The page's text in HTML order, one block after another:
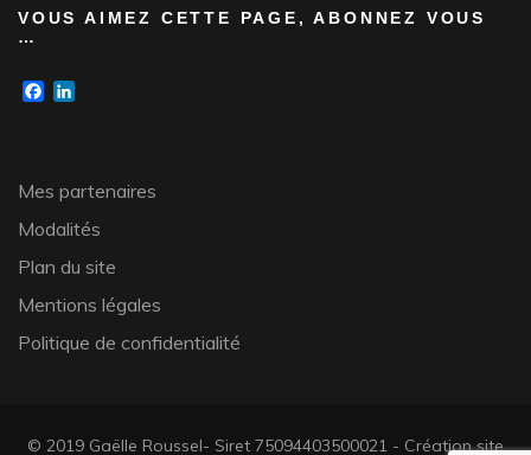
VOUS AIMEZ CETTE PAGE, ABONNEZ VOUS
…
Facebook
Mes partenaires
Modalités
Plan du site
Mentions légales
Politique de confidentialité
© 2019 Gaëlle Roussel- Siret 75094403500021 - Création site